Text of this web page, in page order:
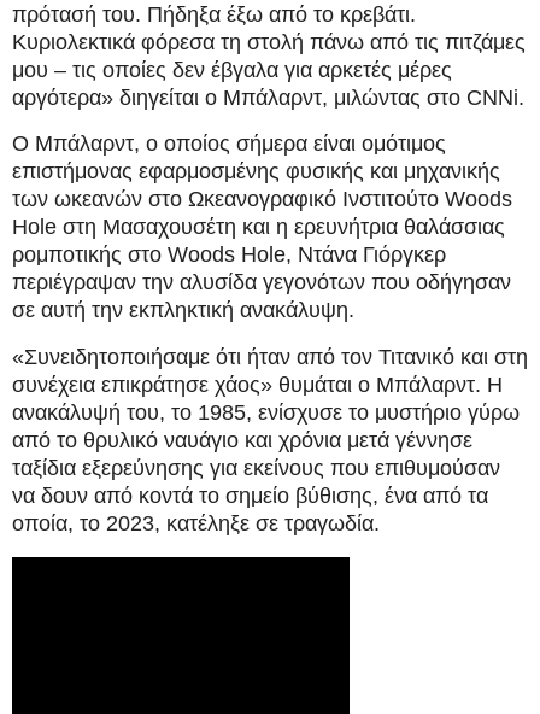
πρότασή του. Πήδηξα έξω από το κρεβάτι.
Κυριολεκτικά φόρεσα τη στολή πάνω από τις πιτζάμες
μου – τις οποίες δεν έβγαλα για αρκετές μέρες
αργότερα» διηγείται ο Μπάλαρντ, μιλώντας στο CNNi.
Ο Μπάλαρντ, ο οποίος σήμερα είναι ομότιμος
επιστήμονας εφαρμοσμένης φυσικής και μηχανικής
των ωκεανών στο Ωκεανογραφικό Ινστιτούτο Woods
Hole στη Μασαχουσέτη και η ερευνήτρια θαλάσσιας
ρομποτικής στο Woods Hole, Ντάνα Γιόργκερ
περιέγραψαν την αλυσίδα γεγονότων που οδήγησαν
σε αυτή την εκπληκτική ανακάλυψη.
«Συνειδητοποιήσαμε ότι ήταν από τον Τιτανικό και στη
συνέχεια επικράτησε χάος» θυμάται ο Μπάλαρντ. Η
ανακάλυψή του, το 1985, ενίσχυσε το μυστήριο γύρω
από το θρυλικό ναυάγιο και χρόνια μετά γέννησε
ταξίδια εξερεύνησης για εκείνους που επιθυμούσαν
να δουν από κοντά το σημείο βύθισης, ένα από τα
οποία, το 2023, κατέληξε σε τραγωδία.